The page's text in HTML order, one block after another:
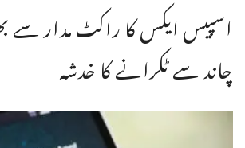
اسپیس ایکس کا راکٹ مدار سے
چاند سے ٹکرانے کا خدشہ